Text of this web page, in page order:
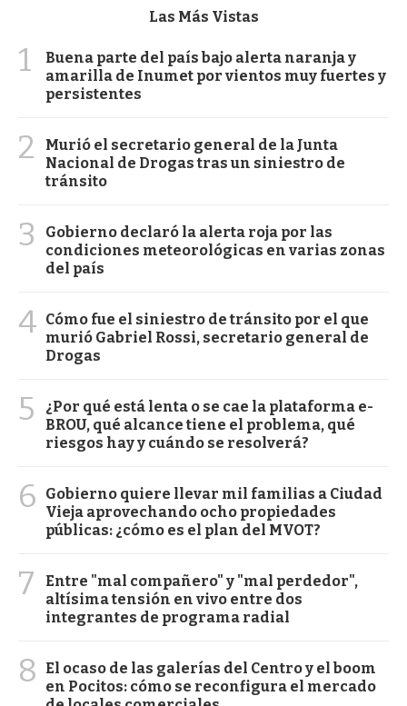
Las Más Vistas
1
Buena parte del país bajo alerta naranja y
amarilla de Inumet por vientos muy fuertes y
persistentes
2
Murió el secretario general de la Junta
Nacional de Drogas tras un siniestro de
tránsito
3
Gobierno declaró la alerta roja por las
condiciones meteorológicas en varias zonas
del país
4 Cómo fue el siniestro de tránsito por el que
murió Gabriel Rossi, secretario general de
Drogas
5
¿Por qué está lenta o se cae la plataforma e-
BROU, qué alcance tiene el problema, qué
riesgos hay y cuándo se resolverá?
6
Gobierno quiere llevar mil familias a Ciudad
Vieja aprovechando ocho propiedades
públicas: ¿cómo es el plan del MVOT?
7
Entre "mal compañero" y "mal perdedor",
altísima tensión en vivo entre dos
integrantes de programa radial
8
El ocaso de las galerías del Centro y el boom
en Pocitos: cómo se reconfigura el mercado